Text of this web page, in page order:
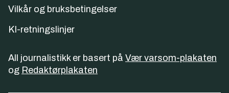
Vilkår og bruksbetingelser
KI-retningslinjer
All journalistikk er basert på Vær varsom-plakaten
og Redaktørplakaten